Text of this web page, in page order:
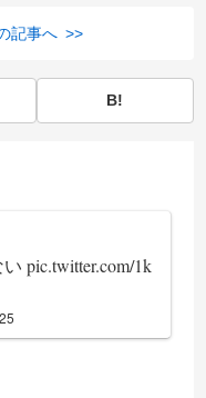
記事へ >>
B!
いpic.twitter.com/1k